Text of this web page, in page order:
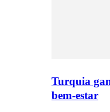
Turquia
bem-estar